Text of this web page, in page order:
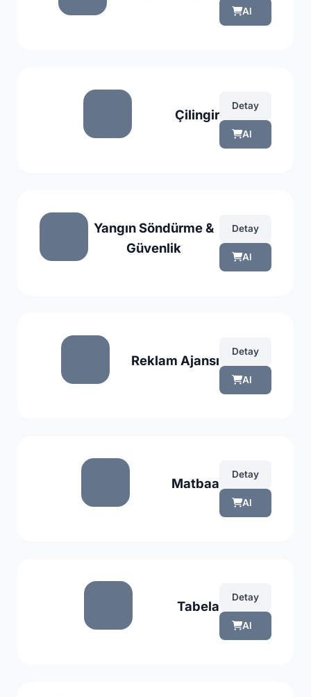
Al
Çilingir
Detay
Al
Yangın Söndürme &
Güvenlik
Detay
Al
Reklam Ajansı
Detay
Al
Matbaa
Detay
Al
Tabela
Detay
Al